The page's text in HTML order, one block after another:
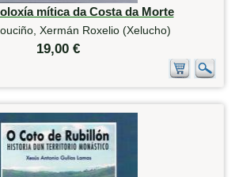
mítica da Costa da Morte
Xermán Roxelio (Xelucho)
19,00 €